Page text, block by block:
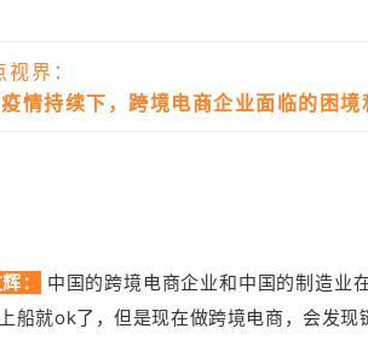
视界：
情持续下，跨境电商企业面临的困境
：
中国的跨境电商企业和中国的制造业
船就ok了，但是现在做跨境电商，会发